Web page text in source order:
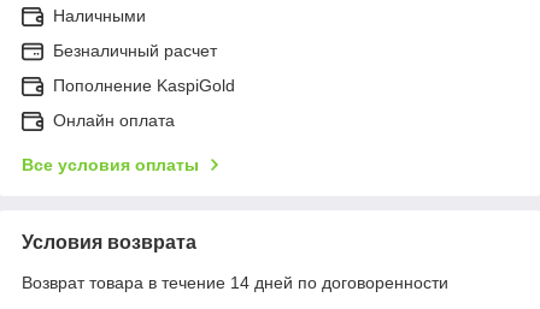
Наличными
Безналичный расчет
Пополнение KaspiGold
Онлайн оплата
Все условия оплаты
Условия возврата
Возврат товара в течение 14 дней по договоренности